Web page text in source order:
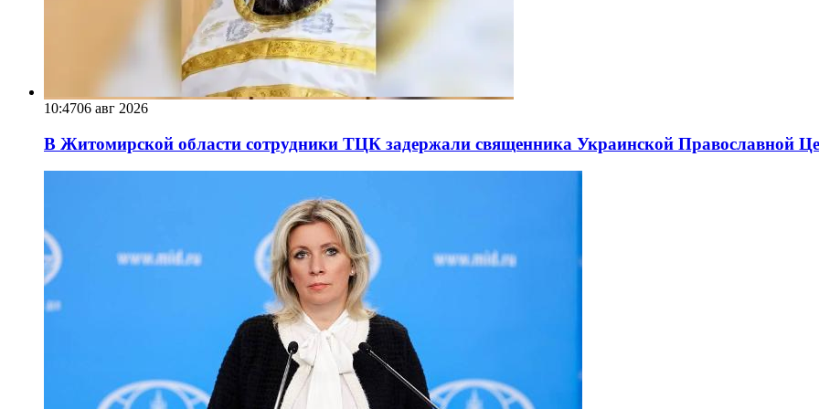
10:4706 авг 2026
В Житомирской области сотрудники ТЦК задержали священника Украинской Православной